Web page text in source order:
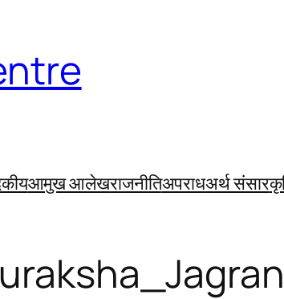
आमुख आलेखराजनीतिअपराधअर्थ संसार